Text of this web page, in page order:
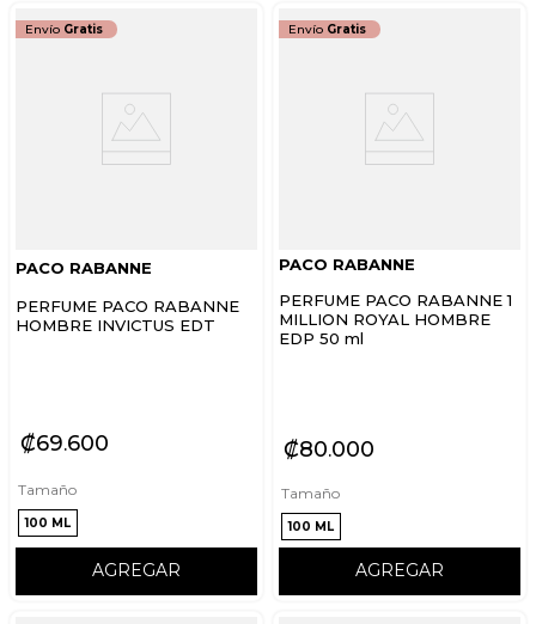
Envío Gratis
PACO RABANNE
PERFUME PACO RABANNE
HOMBRE INVICTUS EDT
₡69 600
Tamaño
100 ML
AGREGAR
Envío Gratis
PACO RABANNE
PERFUME PACO RABANNE 1
MILLION ROYAL HOMBRE
EDP 50 ml
₡80 000
Tamaño
100 ML
AGREGAR